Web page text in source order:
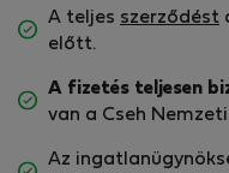
A teljes szerződést
előtt.
A fizetés teljesen
van a Cseh
Az